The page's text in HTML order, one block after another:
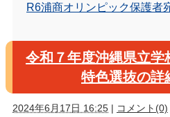
R6浦商オリンピック保護者
令和７年度沖縄県立学
特色選抜の詳
2024年6月17日 16:25 | コメント(0)